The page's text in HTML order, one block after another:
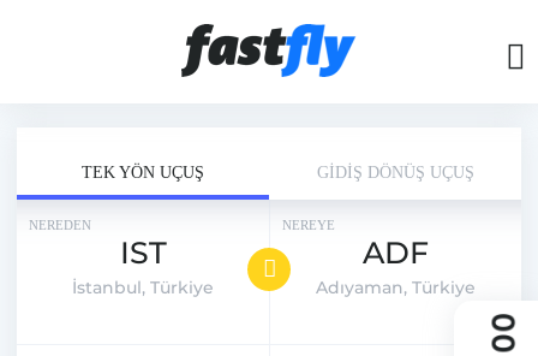
TEK YÖN UÇUŞ GİDİŞ DÖNÜŞ UÇUŞ
NEREDEN
IST
İstanbul, Türkiye
NEREYE
ADF
Adıyaman, Türkiye